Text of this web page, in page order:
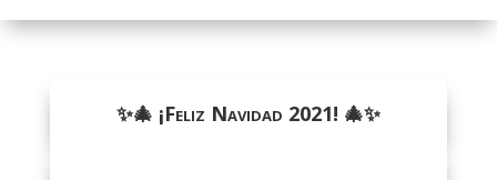
✨🎄 ¡Feliz Navidad 2021! 🎄✨